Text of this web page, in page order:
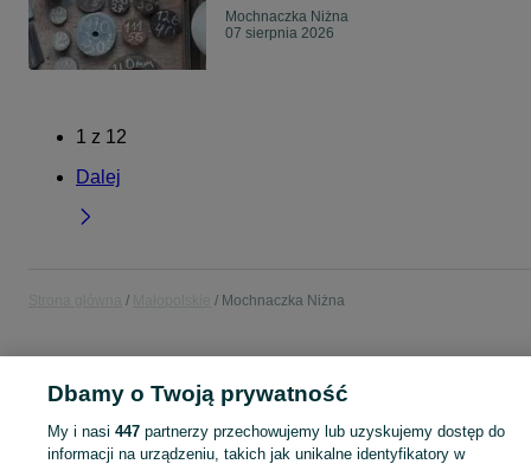
Mochnaczka Niżna
07 sierpnia 2026
1 z 12
Dalej
Mochnaczka Niżna
chwytak do drewna słup betonowy
Dbamy o Twoją prywatność
My i nasi 447partnerzy przechowujemy lub uzyskujemy dostęp do
informacji na urządzeniu, takich jak unikalne identyfikatory w